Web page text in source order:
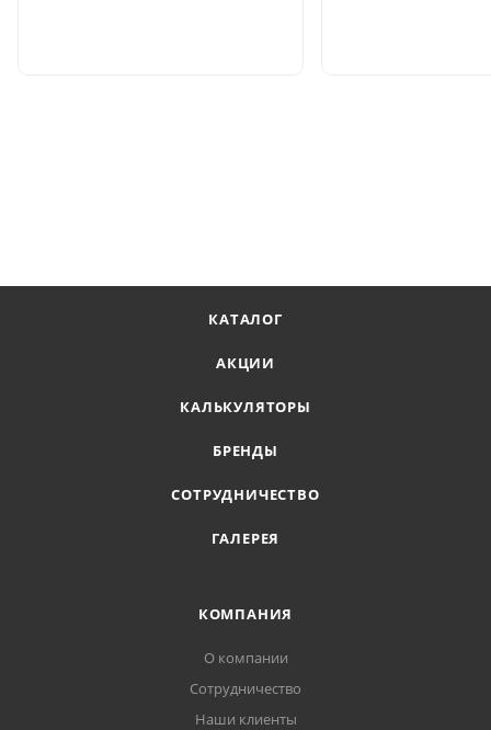
КАТАЛОГ
АКЦИИ
КАЛЬКУЛЯТОРЫ
БРЕНДЫ
СОТРУДНИЧЕСТВО
ГАЛЕРЕЯ
КОМПАНИЯ
О компании
Сотрудничество
Наши клиенты